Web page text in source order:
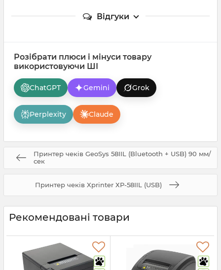
Відгуки
Розібрати плюси і мінуси товару
використовуючи ШІ
ChatGPT Gemini Grok
Perplexity Claude
Принтер чеків GeoSys 58IIL (Bluetooth + USB) 90 мм/
сек
Принтер чеків Xprinter ХР-58IIL (USB)
Рекомендовані товари